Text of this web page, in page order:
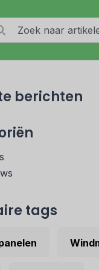
berichten
tags